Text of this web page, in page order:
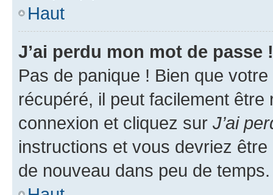
Haut
J’ai perdu mon mot de passe !
Pas de panique ! Bien que
récupéré, il peut facilement
connexion et cliquez sur J’ai
instructions et vous devriez
de nouveau dans peu de temps.